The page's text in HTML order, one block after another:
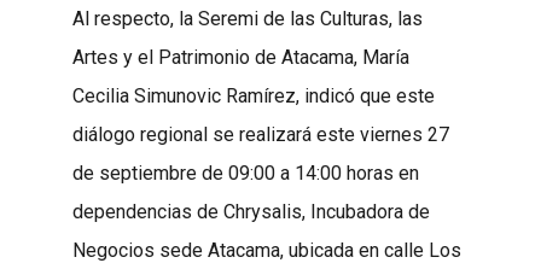
Al respecto, la Seremi de las Culturas, las
Artes y el Patrimonio de Atacama, María
Cecilia Simunovic Ramírez, indicó que este
diálogo regional se realizará este viernes 27
de septiembre de 09:00 a 14:00 horas en
dependencias de Chrysalis, Incubadora de
Negocios sede Atacama, ubicada en calle Los